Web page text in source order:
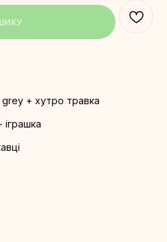
+ хутро травка